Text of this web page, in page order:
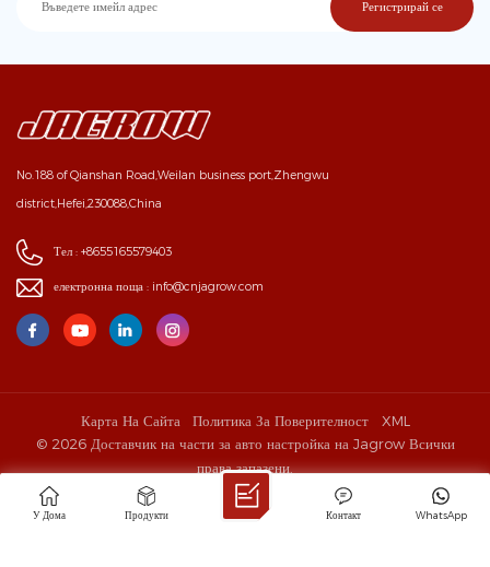
No.188 of Qianshan Road,Weilan business port,Zhengwu
district,Hefei,230088,China
Тел : +8655165579403
електронна поща : info@cnjagrow.com
Карта На Сайта Политика За Поверителност
XML
© 2026 Доставчик на части за авто настройка на Jagrow Всички
права запазени.
IPv6 ПОДДЪРЖА СЕ В МРЕЖАТА
У Дома Продукти WhatsApp
Контакт